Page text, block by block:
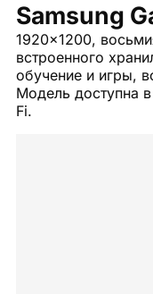
Samsung
1920×1200,
встроенного
обучение и игры,
Модель доступна
Fi.